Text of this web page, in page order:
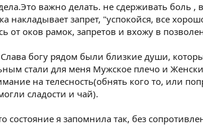
важно делать. не сдерживать боль
накладывает запрет, "успокойся, все
от оков рамок, запретов и вхожу в
богу рядом были близкие души,
стали для меня Мужское плечо и
на телесность(обнять кого то, или
сладости и чай).
состояние я запомнила так, без